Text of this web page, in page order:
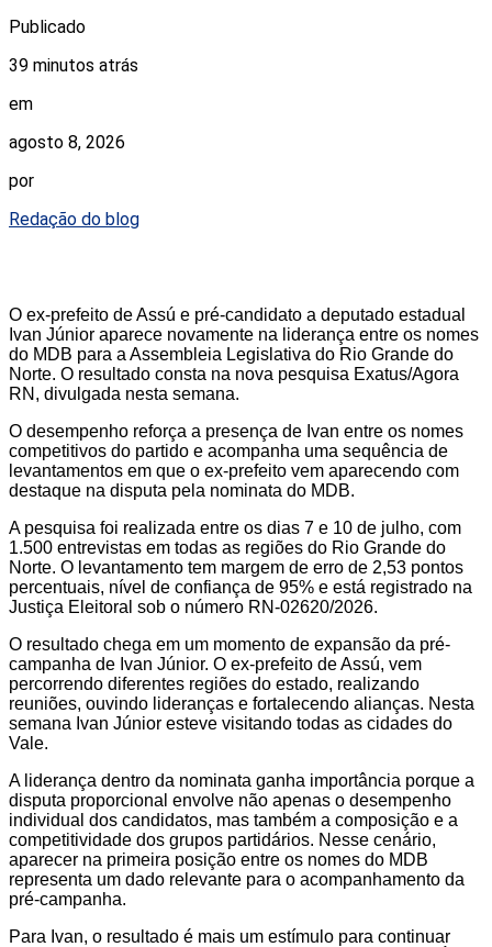
Publicado
39 minutos atrás
em
agosto 8, 2026
por
Redação do blog
O ex-prefeito de Assú e pré-candidato a deputado estadual
Ivan Júnior aparece novamente na liderança entre os nomes
do MDB para a Assembleia Legislativa do Rio Grande do
Norte. O resultado consta na nova pesquisa Exatus/Agora
RN, divulgada nesta semana.
O desempenho reforça a presença de Ivan entre os nomes
competitivos do partido e acompanha uma sequência de
levantamentos em que o ex-prefeito vem aparecendo com
destaque na disputa pela nominata do MDB.
A pesquisa foi realizada entre os dias 7 e 10 de julho, com
1.500 entrevistas em todas as regiões do Rio Grande do
Norte. O levantamento tem margem de erro de 2,53 pontos
percentuais, nível de confiança de 95% e está registrado na
Justiça Eleitoral sob o número RN-02620/2026.
O resultado chega em um momento de expansão da pré-
campanha de Ivan Júnior. O ex-prefeito de Assú, vem
percorrendo diferentes regiões do estado, realizando
reuniões, ouvindo lideranças e fortalecendo alianças. Nesta
semana Ivan Júnior esteve visitando todas as cidades do
Vale.
A liderança dentro da nominata ganha importância porque a
disputa proporcional envolve não apenas o desempenho
individual dos candidatos, mas também a composição e a
competitividade dos grupos partidários. Nesse cenário,
aparecer na primeira posição entre os nomes do MDB
representa um dado relevante para o acompanhamento da
pré-campanha.
Para Ivan, o resultado é mais um estímulo para continuar